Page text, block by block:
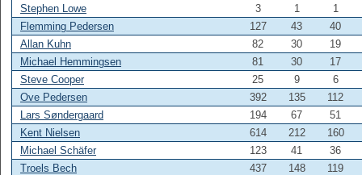
Stephen Lowe
3 1
1
Flemming Pedersen
127 43
40
Allan Kuhn
82 30
19
Michael Hemmingsen
81 30
17
Steve Cooper
25 9
6
Ove Pedersen
392 135
112
Lars Søndergaard
194 67
51
Kent Nielsen
614 212
160
Michael Schäfer
123 41
36
Troels Bech
437 148
119